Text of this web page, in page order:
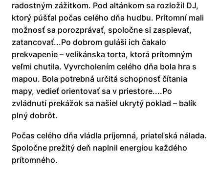
radostným zážitkom. Pod altánkom sa rozložil DJ,
ktorý púšťal počas celého dňa hudbu. Prítomní mali
možnosť sa porozprávať, spoločne si zaspievať,
zatancovať...Po dobrom guláši ich čakalo
prekvapenie – velikánska torta, ktorá prítomným
veľmi chutila. Vyvrcholením celého dňa bola hra s
mapou. Bola potrebná určitá schopnosť čítania
mapy, vedieť orientovať sa v priestore....Po
zvládnutí prekážok sa našiel ukrytý poklad – balík
plný dobrôt.
Počas celého dňa vládla príjemná, priateľská nálada.
Spoločne prežitý deň naplnil energiou každého
prítomného.